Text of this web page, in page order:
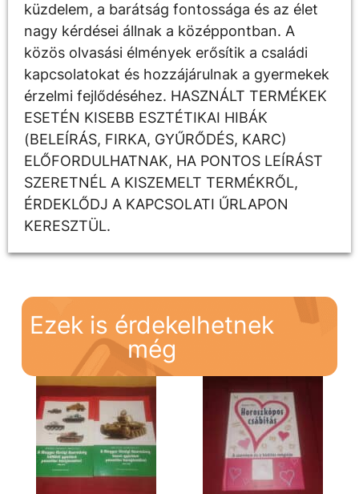
küzdelem, a barátság fontossága és az élet
nagy kérdései állnak a középpontban. A
közös olvasási élmények erősítik a családi
kapcsolatokat és hozzájárulnak a gyermekek
érzelmi fejlődéséhez. HASZNÁLT TERMÉKEK
ESETÉN KISEBB ESZTÉTIKAI HIBÁK
(BELEÍRÁS, FIRKA, GYŰRŐDÉS, KARC)
ELŐFORDULHATNAK, HA PONTOS LEÍRÁST
SZERETNÉL A KISZEMELT TERMÉKRŐL,
ÉRDEKLŐDJ A KAPCSOLATI ŰRLAPON
KERESZTÜL.
Ezek is érdekelhetnek
még